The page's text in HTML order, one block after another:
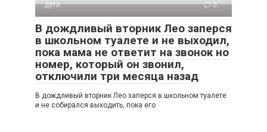
дети 0
В дождливый вторник Лео заперся
в школьном туалете и не выходил,
пока мама не ответит на звонок но
номер, который он звонил,
отключили три месяца назад
В дождливый вторник Лео заперся в школьном туалете
и не собирался выходить, пока его